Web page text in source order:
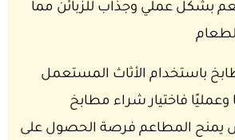
بشكل عملي وجذاب للزبائن مما
باستخدام الأثاث المستعمل
وعمليًا فاختيار شراء مطابخ
يمنح المطاعم فرصة الحصول على